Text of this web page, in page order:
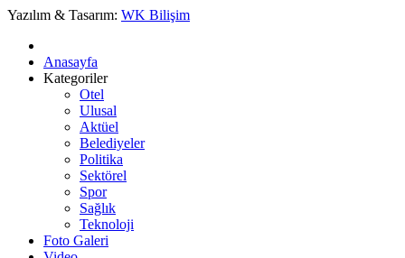
Yazılım & Tasarım: WK Bilişim
Anasayfa
Kategoriler
Otel
Ulusal
Aktüel
Belediyeler
Politika
Sektörel
Spor
Sağlık
Teknoloji
Foto Galeri